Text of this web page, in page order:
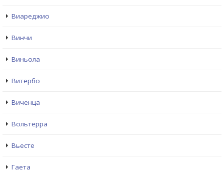
Виареджио
Винчи
Виньола
Витербо
Виченца
Вольтерра
Вьесте
Гаета